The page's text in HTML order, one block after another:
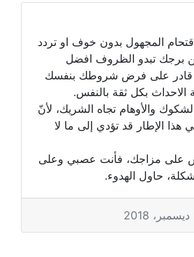
المجهول بدون خوف او تردد
برجك تبدو الظروف افضل
قادر على فرض شروطك بنفسك
الاحداث بكل ثقة بالنفس.
والأوهام تجاه الشريك، لأنّ
الإطار قد تؤدي إلى ما لا
على مزاجك، فأنت عصبي وعلى
حاول الهدوء.